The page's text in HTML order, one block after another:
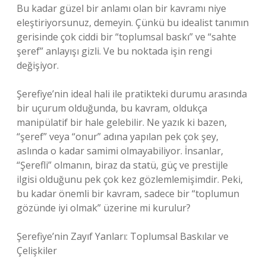
Bu kadar güzel bir anlamı olan bir kavramı niye
eleştiriyorsunuz, demeyin. Çünkü bu idealist tanımın
gerisinde çok ciddi bir “toplumsal baskı” ve “sahte
şeref” anlayışı gizli. Ve bu noktada işin rengi
değişiyor.
Şerefiye’nin ideal hali ile pratikteki durumu arasında
bir uçurum olduğunda, bu kavram, oldukça
manipülatif bir hale gelebilir. Ne yazık ki bazen,
“şeref” veya “onur” adına yapılan pek çok şey,
aslında o kadar samimi olmayabiliyor. İnsanlar,
“Şerefli” olmanın, biraz da statü, güç ve prestijle
ilgisi olduğunu pek çok kez gözlemlemişimdir. Peki,
bu kadar önemli bir kavram, sadece bir “toplumun
gözünde iyi olmak” üzerine mi kurulur?
Şerefiye’nin Zayıf Yanları: Toplumsal Baskılar ve
Çelişkiler